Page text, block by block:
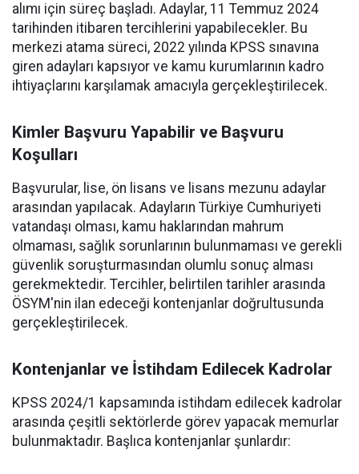
alımı için süreç başladı. Adaylar, 11 Temmuz 2024
tarihinden itibaren tercihlerini yapabilecekler. Bu
merkezi atama süreci, 2022 yılında KPSS sınavına
giren adayları kapsıyor ve kamu kurumlarının kadro
ihtiyaçlarını karşılamak amacıyla gerçekleştirilecek.
Kimler Başvuru Yapabilir ve Başvuru
Koşulları
Başvurular, lise, ön lisans ve lisans mezunu adaylar
arasından yapılacak. Adayların Türkiye Cumhuriyeti
vatandaşı olması, kamu haklarından mahrum
olmaması, sağlık sorunlarının bulunmaması ve gerekli
güvenlik soruşturmasından olumlu sonuç alması
gerekmektedir. Tercihler, belirtilen tarihler arasında
ÖSYM'nin ilan edeceği kontenjanlar doğrultusunda
gerçekleştirilecek.
Kontenjanlar ve İstihdam Edilecek Kadrolar
KPSS 2024/1 kapsamında istihdam edilecek kadrolar
arasında çeşitli sektörlerde görev yapacak memurlar
bulunmaktadır. Başlıca kontenjanlar şunlardır: